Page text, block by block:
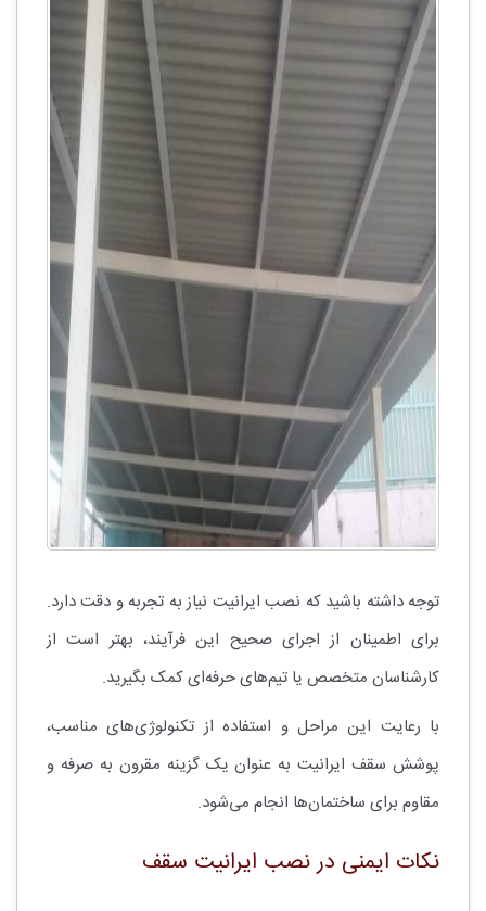
توجه داشته باشید که نصب ایرانیت نیاز به تجربه و دقت دارد.
برای اطمینان از اجرای صحیح این فرآیند، بهتر است از
کارشناسان متخصص یا تیم‌های حرفه‌ای کمک بگیرید.
با رعایت این مراحل و استفاده از تکنولوژی‌های مناسب،
پوشش سقف ایرانیت به عنوان یک گزینه مقرون به صرفه و
مقاوم برای ساختمان‌ها انجام می‌شود.
نکات ایمنی در نصب ایرانیت سقف